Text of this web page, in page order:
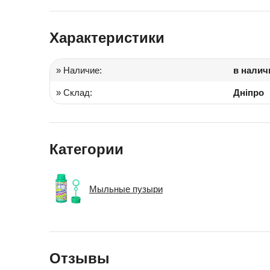
Подарки для детей
Характеристики
» Наличие: в
» Склад: Дніпро
Категории
Мыльные пузыри
Отзывы